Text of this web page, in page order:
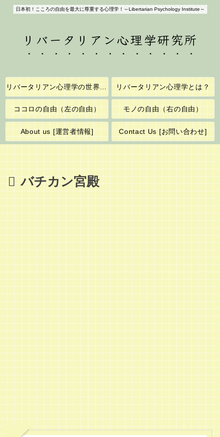
日本初！こころの自由を最大に尊重する心理学！～Libertarian Psychology Institute～
リバータリアン心理学研究所
リバータリアン心理学の世界へようこそ！ リバータリアン心理学とは？
ココロの自由（左の自由） モノの自由（右の自由）
About us [運営者情報] Contact Us [お問い合わせ]
バチカン宮殿